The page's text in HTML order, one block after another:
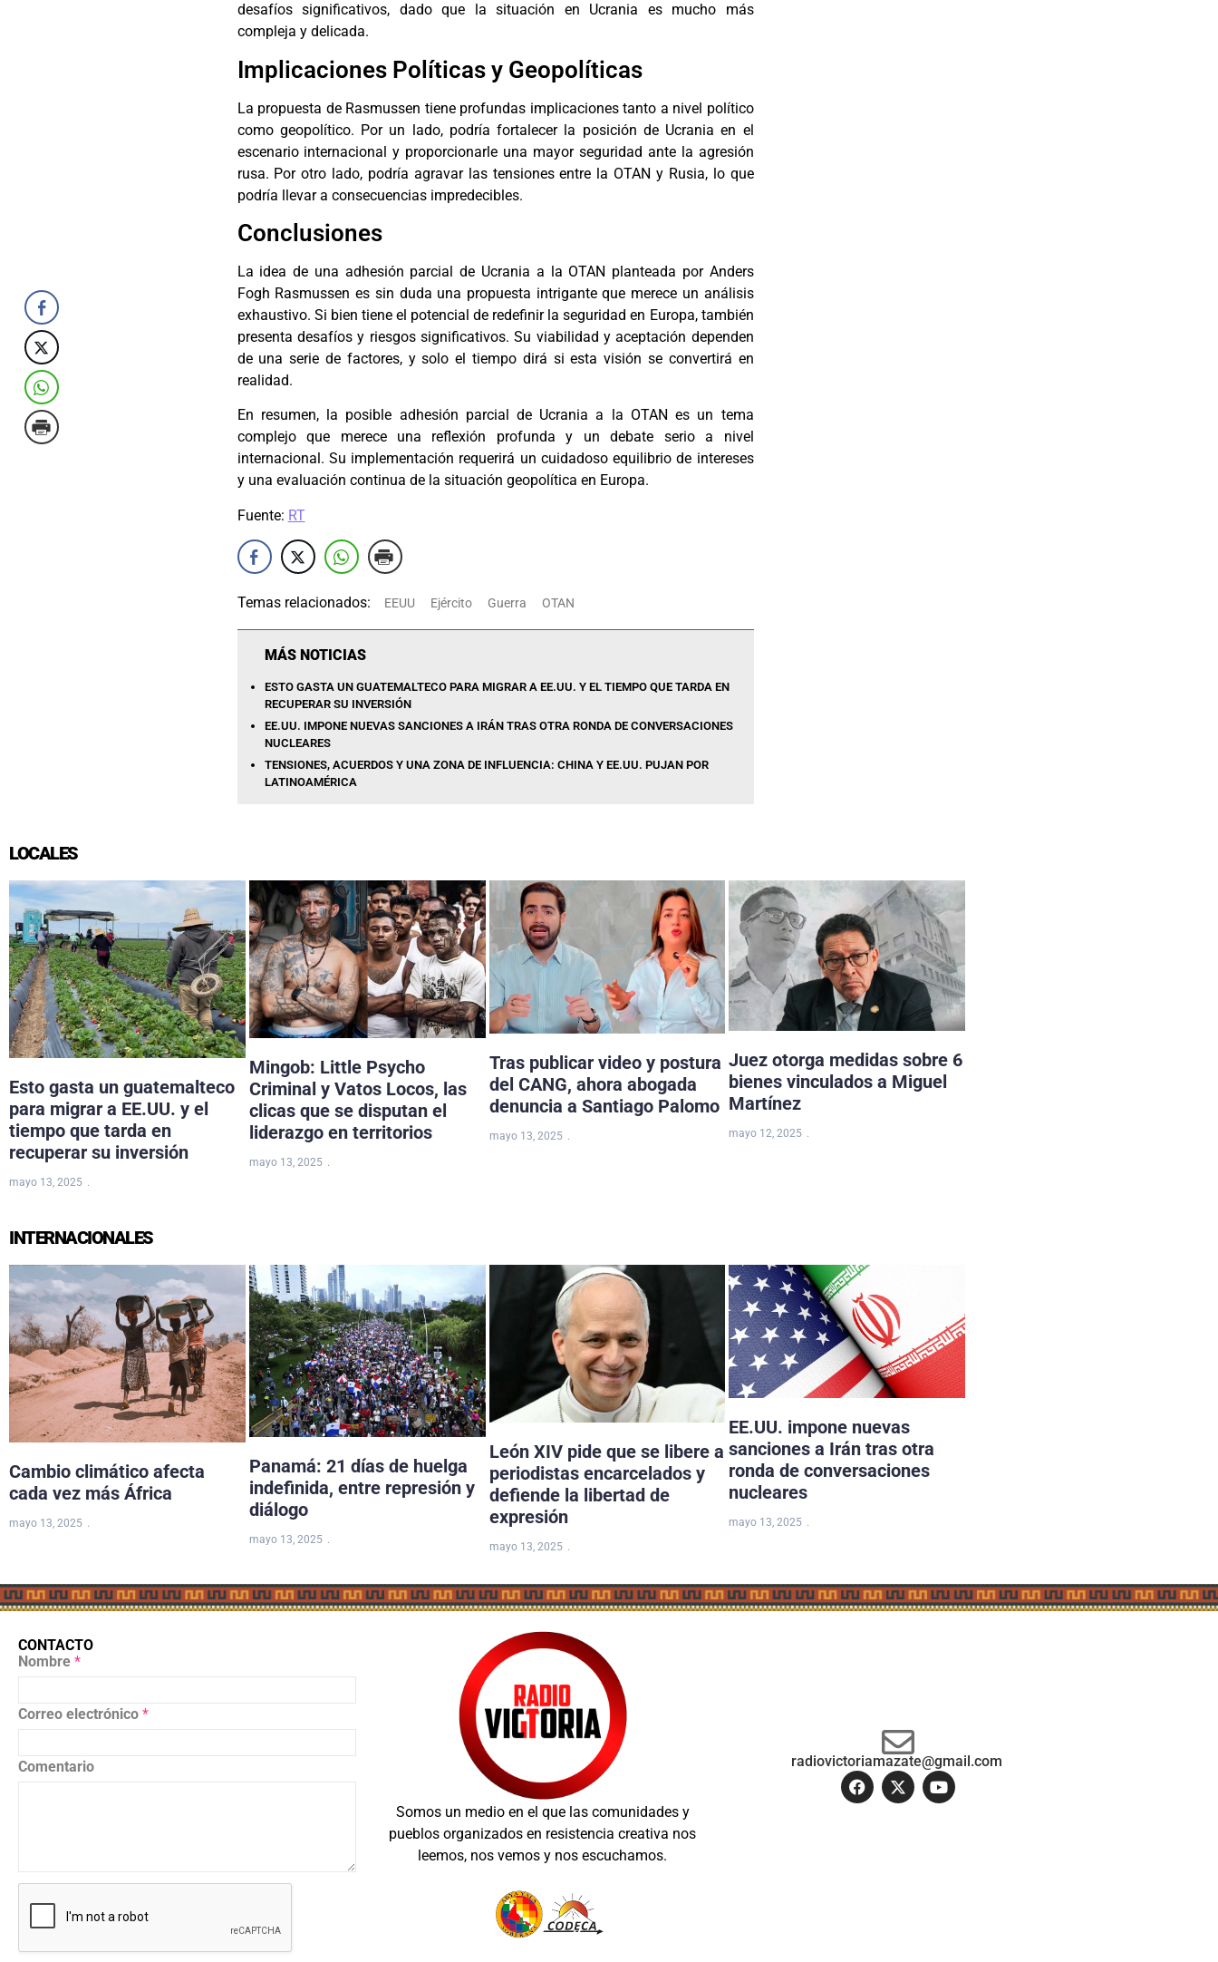
desafíos significativos, dado que la situación en Ucrania es mucho más
compleja y delicada.
Implicaciones Políticas y Geopolíticas
La propuesta de Rasmussen tiene profundas implicaciones tanto a nivel político
como geopolítico. Por un lado, podría fortalecer la posición de Ucrania en el
escenario internacional y proporcionarle una mayor seguridad ante la agresión
rusa. Por otro lado, podría agravar las tensiones entre la OTAN y Rusia, lo que
podría llevar a consecuencias impredecibles.
Conclusiones
La idea de una adhesión parcial de Ucrania a la OTAN planteada por Anders
Fogh Rasmussen es sin duda una propuesta intrigante que merece un análisis
exhaustivo. Si bien tiene el potencial de redefinir la seguridad en Europa, también
presenta desafíos y riesgos significativos. Su viabilidad y aceptación dependen
de una serie de factores, y solo el tiempo dirá si esta visión se convertirá en
realidad.
En resumen, la posible adhesión parcial de Ucrania a la OTAN es un tema
complejo que merece una reflexión profunda y un debate serio a nivel
internacional. Su implementación requerirá un cuidadoso equilibrio de intereses
y una evaluación continua de la situación geopolítica en Europa.
Fuente: RT
Temas relacionados: EEUU Ejército Guerra OTAN
MÁS NOTICIAS
ESTO GASTA UN GUATEMALTECO PARA MIGRAR A EE.UU. Y EL TIEMPO QUE TARDA EN
RECUPERAR SU INVERSIÓN
EE.UU. IMPONE NUEVAS SANCIONES A IRÁN TRAS OTRA RONDA DE CONVERSACIONES
NUCLEARES
TENSIONES, ACUERDOS Y UNA ZONA DE INFLUENCIA: CHINA Y EE.UU. PUJAN POR
LATINOAMÉRICA
LOCALES
Esto gasta un guatemalteco
para migrar a EE.UU. y el
tiempo que tarda en
recuperar su inversión
mayo 13, 2025
Mingob: Little Psycho
Criminal y Vatos Locos, las
clicas que se disputan el
liderazgo en territorios
mayo 13, 2025
Tras publicar video y postura
del CANG, ahora abogada
denuncia a Santiago Palomo
mayo 13, 2025
Juez otorga medidas sobre 6
bienes vinculados a Miguel
Martínez
mayo 12, 2025
INTERNACIONALES
Cambio climático afecta
cada vez más África
mayo 13, 2025
Panamá: 21 días de huelga
indefinida, entre represión y
diálogo
mayo 13, 2025
León XIV pide que se libere a
periodistas encarcelados y
defiende la libertad de
expresión
mayo 13, 2025
EE.UU. impone nuevas
sanciones a Irán tras otra
ronda de conversaciones
nucleares
mayo 13, 2025
CONTACTO
Nombre *
Correo electrónico *
Comentario
Somos un medio en el que las comunidades y
pueblos organizados en resistencia creativa nos
leemos, nos vemos y nos escuchamos.
radiovictoriamazate@gmail.com